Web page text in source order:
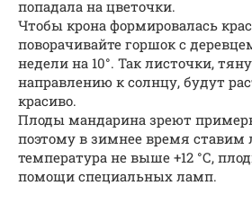
попадала на цветочки.
Чтобы крона формировалась
поворачивайте горшок с
недели на 10°. Так листочки,
направлению к солнцу, будут
красиво.
Плоды мандарина зреют
поэтому в зимнее время
температура не выше +12 °С,
помощи специальных ламп.